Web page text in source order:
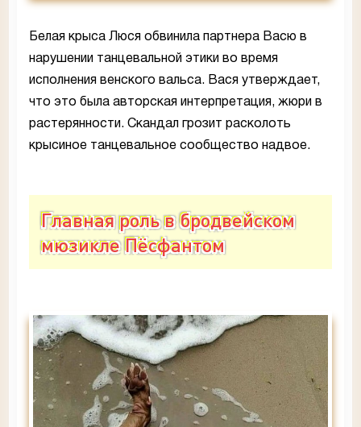
Белая крыса Люся обвинила партнера Васю в
нарушении танцевальной этики во время
исполнения венского вальса. Вася утверждает,
что это была авторская интерпретация, жюри в
растерянности. Скандал грозит расколоть
крысиное танцевальное сообщество надвое.
Главная роль в бродвейском
мюзикле Пёсфантом